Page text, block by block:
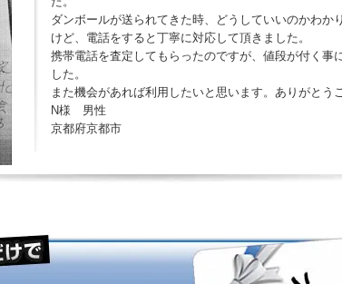
ダンボールが送られてきた時、どうしていいのかわか
けど、電話をすると丁寧に対応して頂きました。
携帯電話を査定してもらったのですが、値段が付く事
した。
また機会があれば利用したいと思います。ありがとう
N様 男性
京都府京都市